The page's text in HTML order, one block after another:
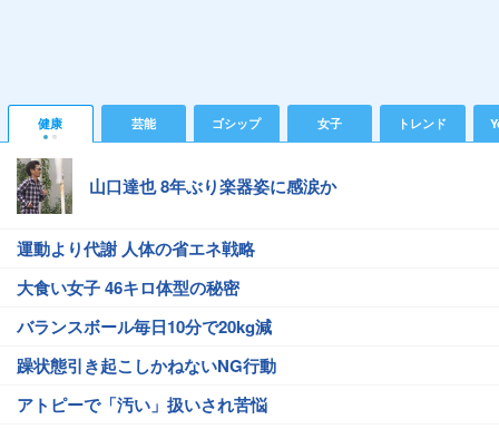
健康 芸能 ゴシップ 女子 トレンド
山口達也 8年ぶり楽器姿に感涙か
運動より代謝 人体の省エネ戦略
大食い女子 46キロ体型の秘密
バランスボール毎日10分で20kg減
躁状態引き起こしかねないNG行動
アトピーで「汚い」扱いされ苦悩